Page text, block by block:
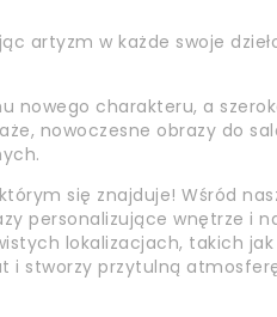
artyzm w każde swoje
charakteru, a
nowoczesne obrazy do
się znajduje! Wśród
personalizujące wnętrze i
lokalizacjach, takich jak
stworzy przytulną